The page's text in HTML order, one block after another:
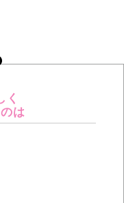
く
は